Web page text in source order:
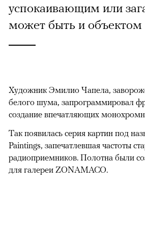
успокаивающим или
может быть и объектом
Художник Эмилио Чапела,
белого шума, запрограммировал
создание впечатляющих
Так появилась серия картин под
Paintings, запечатлевшая частоты
радиоприемников. Полотна были
для галереи ZONAMACO.